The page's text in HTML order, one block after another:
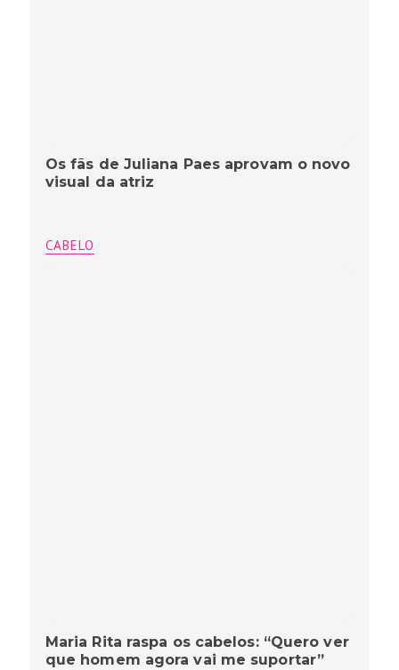
Os fãs de Juliana Paes aprovam o novo
visual da atriz
CABELO
Maria Rita raspa os cabelos: “Quero ver
que homem agora vai me suportar”